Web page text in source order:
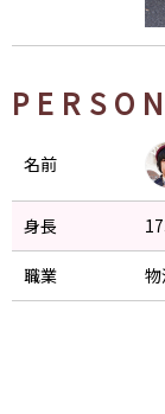
名前
身長
職業